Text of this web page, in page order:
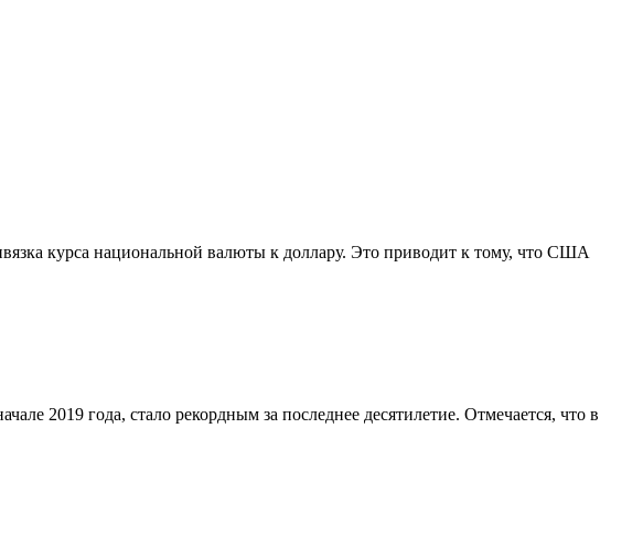
курса национальной валюты к доллару. Это приводит к тому, что США
2019 года, стало рекордным за последнее десятилетие. Отмечается, что в